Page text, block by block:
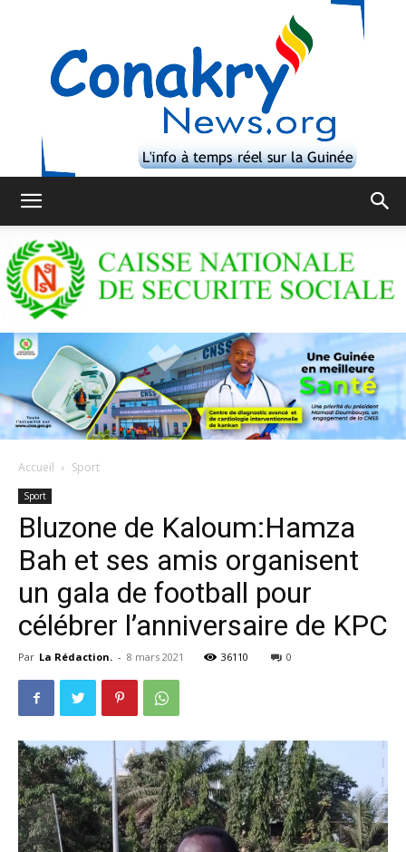
Accueil Sport
Sport
Bluzone de Kaloum:Hamza
Bah et ses amis organisent
un gala de football pour
célébrer l’anniversaire de KPC
Par La Rédaction. - 8 mars 2021 36110 0